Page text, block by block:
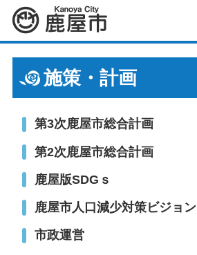
鹿屋市
施策・計画
第3次鹿屋市総合計画
第2次鹿屋市総合計画
鹿屋版SDGｓ
鹿屋市人口減少対策ビジョン
市政運営